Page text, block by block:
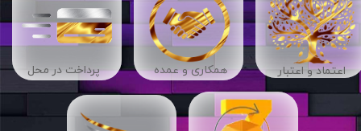
اعتماد و اعتبار پرداخت در محل ​​همکاری و عمده